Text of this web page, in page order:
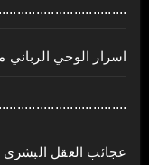
اسرار الوحي
عجائب العقل